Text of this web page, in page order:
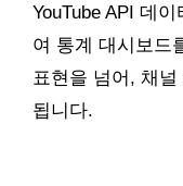
YouTube API 데
여 통계 대시보드
표현을 넘어, 채
됩니다.